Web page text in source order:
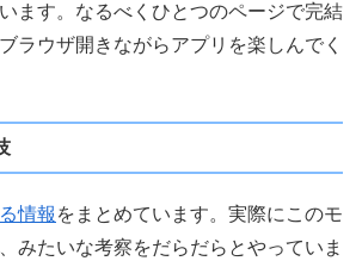
ます。なるべくひとつのページで完結
ラウザ開きながらアプリを楽しんでく
情報 をまとめています。実際にこのモ
みたいな考察をだらだらとやっていま